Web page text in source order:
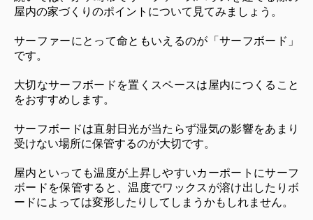
屋内の家づくりのポイントについて見てみましょう。
サーファーにとって命ともいえるのが「サーフボード」
です。
大切なサーフボードを置くスペースは屋内につくること
をおすすめします。
サーフボードは直射日光が当たらず湿気の影響をあまり
受けない場所に保管するのが大切です。
屋内といっても温度が上昇しやすいカーポートにサーフ
ボードを保管すると、温度でワックスが溶け出したりボ
ードによっては変形したりしてしまうかもしれません。